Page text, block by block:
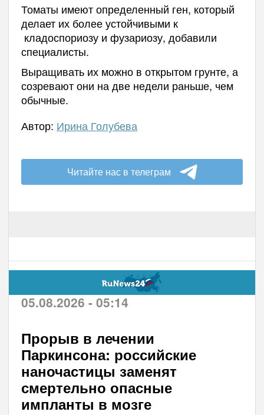
Томаты имеют определенный ген, который
делает их более устойчивыми к
кладоспориозу и фузариозу, добавили
специалисты.
Выращивать их можно в открытом грунте, а
созревают они на две недели раньше, чем
обычные.
Автор: Ирина Голубева
Читайте нас в телеграм
05.08.2026 - 05:14
Прорыв в лечении
Паркинсона: российские
наночастицы заменят
смертельно опасные
импланты в мозге